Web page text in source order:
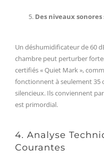
Des niveaux
Un déshumidificateur de 60
chambre peut perturber
certifiés « Quiet Mark »,
fonctionnent à seulement 35
silencieux. Ils conviennent
est primordial.
4. Analyse
Courantes